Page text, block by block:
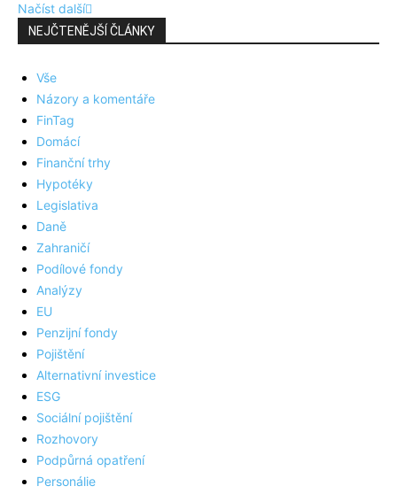
Načíst další
NEJČTENĚJŠÍ ČLÁNKY
Vše
Názory a komentáře
FinTag
Domácí
Finanční trhy
Hypotéky
Legislativa
Daně
Zahraničí
Podílové fondy
Analýzy
EU
Penzijní fondy
Pojištění
Alternativní investice
ESG
Sociální pojištění
Rozhovory
Podpůrná opatření
Personálie